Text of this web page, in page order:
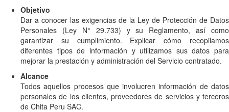
Objetivo
Dar a conocer las exigencias de la Ley de Protección de Datos
Personales (Ley N° 29.733) y su Reglamento, así como
garantizar su cumplimiento. Explicar cómo recopilamos
diferentes tipos de información y utilizamos sus datos para
mejorar la prestación y administración del Servicio contratado.
Alcance
Todos aquellos procesos que involucren información de datos
personales de los clientes, proveedores de servicios y terceros
de Chita Peru SAC.